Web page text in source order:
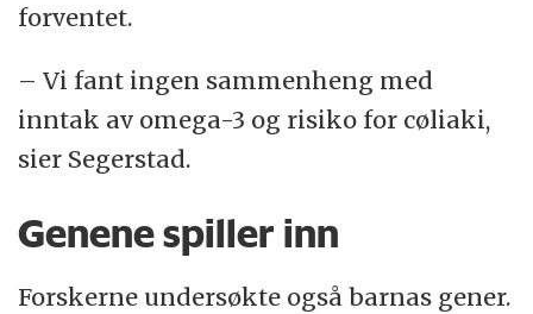
forventet.
– Vi fant ingen sammenheng med
inntak av omega-3 og risiko for cøliaki,
sier Segerstad.
Genene spiller inn
Forskerne undersøkte også barnas gener.